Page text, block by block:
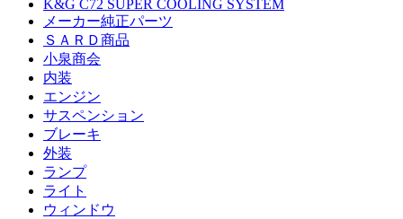
K&G C72 SUPER COOLING SYSTEM
メーカー純正パーツ
ＳＡＲＤ商品
小泉商会
内装
エンジン
サスペンション
ブレーキ
外装
ランプ
ライト
ウィンドウ